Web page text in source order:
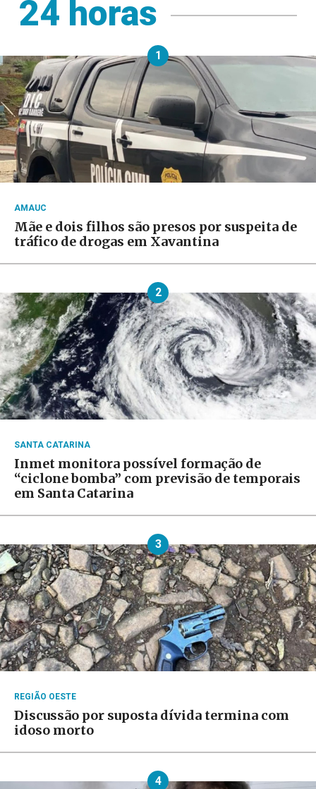
24 horas
1
AMAUC
Mãe e dois filhos são presos por suspeita de
tráfico de drogas em Xavantina
2
SANTA CATARINA
Inmet monitora possível formação de
“ciclone bomba” com previsão de temporais
em Santa Catarina
3
REGIÃO OESTE
Discussão por suposta dívida termina com
idoso morto
4